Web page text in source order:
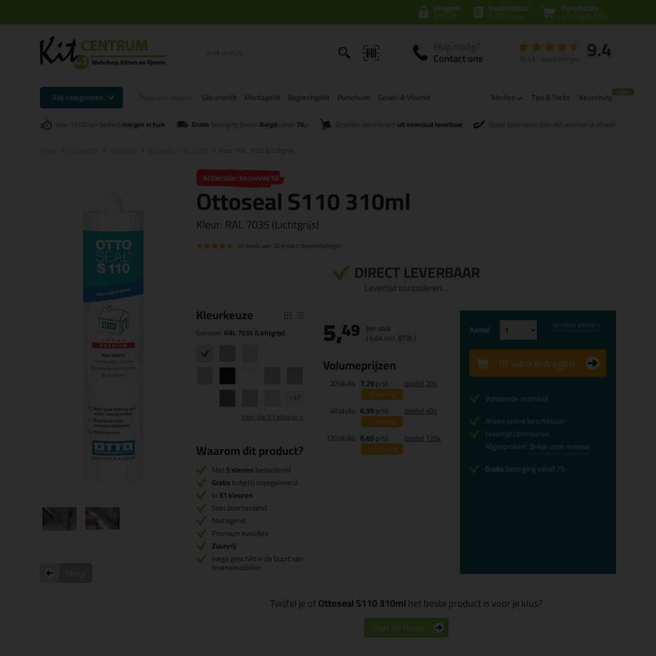
0 producten
in winkelwagen
Bestelstatus
controleren
Inloggen
account
Hulp nodig?
Contact ons 9.4
16.431 beoordelingen
Alle categorieën Siliconenkit Montagekit Beglazingskit Purschuim Gevel- & Vloerkit Merken Tips & Tricks Keuzehulp
Voor 16:00 uur besteldmorgen in huis Gratisbezorging binnenBelgiëvanaf 75,- Grootste assortiment uit voorraad leverbaar Bpost pakjespunt: kies zelf wanneer je afhaalt
Kleur: RAL 7035 (Lichtgrijs)
Actiecode: bouwvak10
Ottoseal S110 310ml
Kleur: RAL 7035 (Lichtgrijs)
op basis van 26 productbeoordelingen
DIRECT LEVERBAAR
Levertijd controleren...
Kleurkeuze
Gekozen:RAL 7035 (Lichtgrijs)
+37
toonalle 51 kleuren >
Waarom dit product?
Met5 sterrenbeoordeeld
Gratistuitje(s) meegeleverd
In51 kleuren
Snel doorhardend
Mat ogend
Premium kwaliteit
Zuurvrij
Isega geschikt in de buurt van
levensmiddelen
5,49 per stuk
(6,64incl. BTW )
Volumeprijzen
20stuks 7,29p/st
3%korting
bestel 20x
40stuks 6,99p/st
7%korting
bestel 40x
120stuks 6,65p/st
11%korting
bestel 120x
Aantal bereken aantal >
In winkelwagen
Voldoende voorraad
Alleen online beschikbaar
Levertijd controleren...
Afgesproken! Bekijk onze reviews
Gratisbezorging vanaf 75,-
Twijfel je ofOttoseal S110 310mlhet beste product is voor je klus?
Start de check